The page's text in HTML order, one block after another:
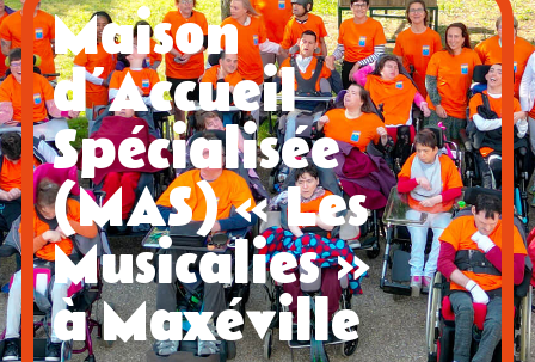
Maison
d’Accueil
Spécialisée
(MAS) « Les
Musicalies »
à Maxéville